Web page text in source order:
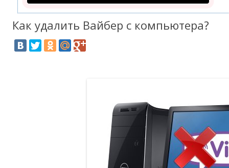
Как удалить Вайбер с компьютера?